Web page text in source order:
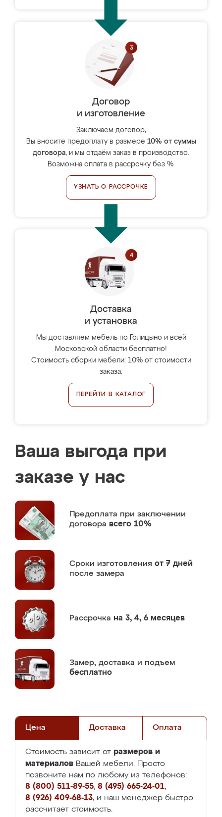
Договор
и изготовление
Заключаем договор,
Вы вносите предоплату в размере 10% от суммы
договора, и мы отдаём заказ в производство.
Возможна оплата в рассрочку без %.
УЗНАТЬ О РАССРОЧКЕ
Доставка
и установка
Мы доставляем мебель по Голицыно и всей
Московской области бесплатно!
Стоимость сборки мебели: 10% от стоимости
заказа.
ПЕРЕЙТИ В КАТАЛОГ
Ваша выгода при
заказе у нас
Предоплата при заключении
договора всего 10%
Сроки изготовления от 7 дней
после замера
Рассрочка на 3, 4, 6 месяцев
Замер, доставка и подъем
бесплатно
Цена Доставка Оплата
Стоимость зависит от размеров и
материалов Вашей мебели. Просто
позвоните нам по любому из телефонов:
8 (800) 511-89-55, 8 (495) 665-24-01,
8 (926) 409-68-13, и наш менеджер быстро
рассчитает стоимость.